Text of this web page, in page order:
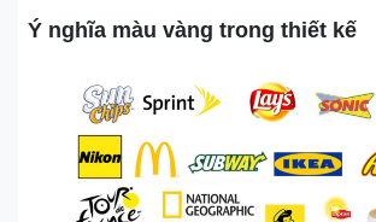
Ý nghĩa màu vàng trong thiết kế